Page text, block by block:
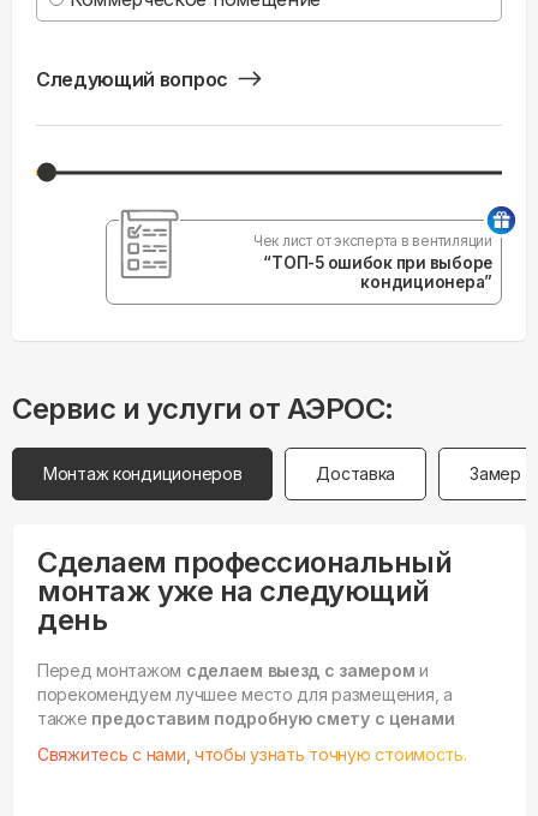
Следующий вопрос
Чек лист от эксперта в вентиляции
“ТОП-5 ошибок при выборе
кондиционера”
Сервис и услуги от АЭРОС:
Монтаж кондиционеров Доставка Замер
Сделаем профессиональный
монтаж уже на следующий
день
Перед монтажом сделаем выезд с замером и
порекомендуем лучшее место для размещения, а
также предоставим подробную смету с ценами
Свяжитесь с нами, чтобы узнать точную стоимость.